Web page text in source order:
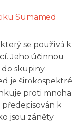
Sumamed
se používá k
Jeho účinnou
skupiny
je širokospektré
proti mnoha
k
jsou záněty